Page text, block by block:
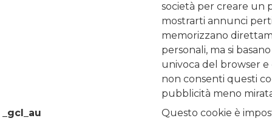
società per creare un
mostrarti annunci
memorizzano
personali, ma si
univoca del browser
non consenti questi
pubblicità meno
_gcl_au
Questo cookie è